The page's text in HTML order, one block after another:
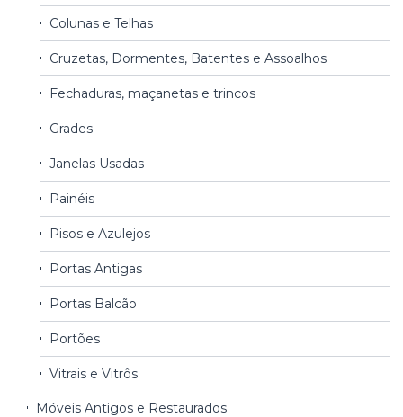
Colunas e Telhas
Cruzetas, Dormentes, Batentes e Assoalhos
Fechaduras, maçanetas e trincos
Grades
Janelas Usadas
Painéis
Pisos e Azulejos
Portas Antigas
Portas Balcão
Portões
Vitrais e Vitrôs
Móveis Antigos e Restaurados